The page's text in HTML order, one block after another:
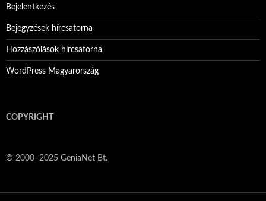
Bejelentkezés
Bejegyzések hírcsatorna
Hozzászólások hírcsatorna
WordPress Magyarország
COPYRIGHT
© 2000‒2025 GeniaNet Bt.